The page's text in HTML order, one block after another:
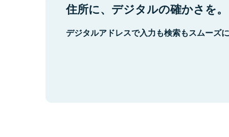
住所に、デジタルの確かさを。
デジタルアドレスで入力も検索もスムーズ